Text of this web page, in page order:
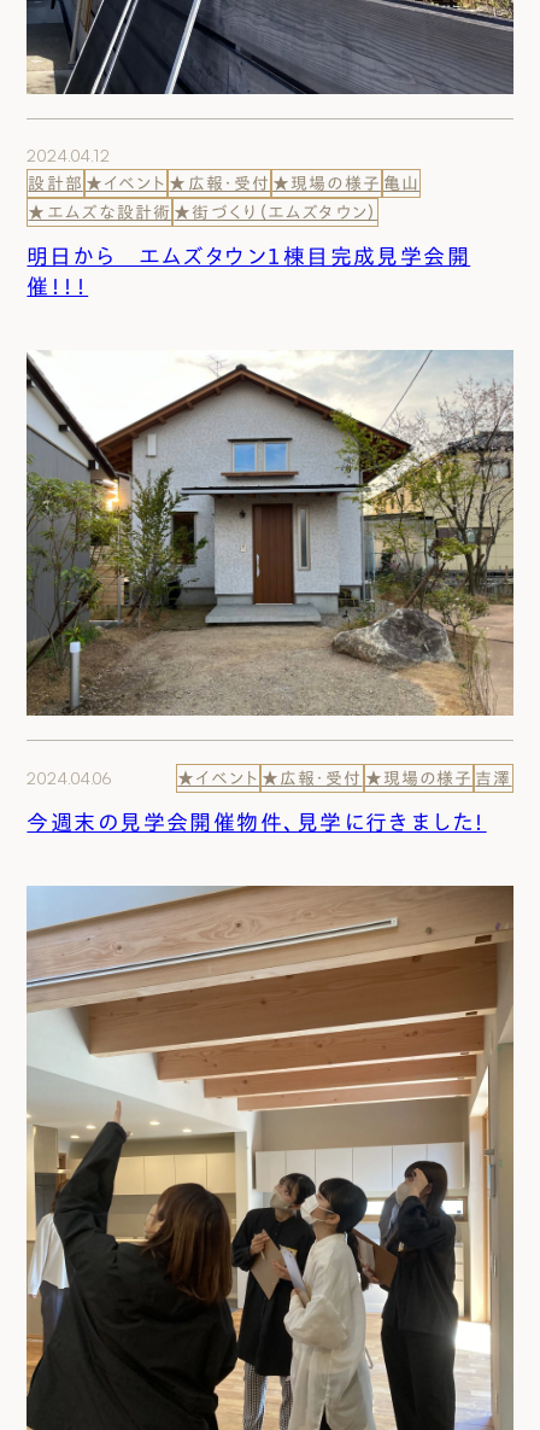
2024.04.12
設計部 ★イベント ★広報・受付 ★現場の様子 亀山
★エムズな設計術 ★街づくり（エムズタウン）
明日から エムズタウン１棟目完成見学会開
催！！！
2024.04.06 ★イベント ★広報・受付 ★現場の様子 吉澤
今週末の見学会開催物件、見学に行きました！